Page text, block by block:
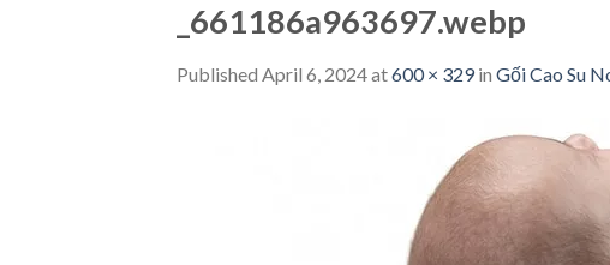
_661186a963697.webp
Published April 6, 2024at600 × 329in Gối Cao Su